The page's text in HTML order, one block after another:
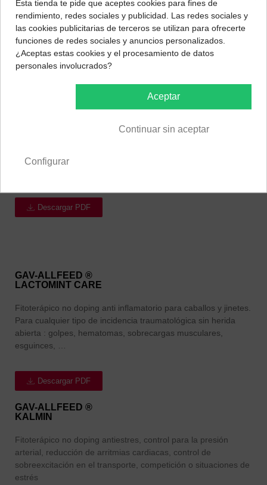
Descargar PDF
Descargar PDF
Suplemento dietético oral para añadir al agua de bebida para
recuperación hídrica después de esfuerzos físicos elevados (
metabolismo glucídico. Desbloqueador de la insulina /
glucagón.
Descargar PDF
GAV-ALLFEED ®
LACTOMINT CARE
Fitoterápico no doping anti inflamatorio para caballos y jinetes.
Para cualquier tipo de incidencia traumatológica sin herida
abierta : golpes, hematomas, sobrecargas musculares,
esguinces, …
Descargar PDF
GAV-ALLFEED ®
KALMIN
Fitoterápico no doping antiestres, control para la presión
arterial, reducción de arritmias cardiacas, control de
sobreexcitación en el transporte, competición o situaciones de
estrés
Esta tienda te pide que aceptes cookies para fines de
rendimiento, redes sociales y publicidad. Las redes sociales y
las cookies publicitarias de terceros se utilizan para ofrecerte
funciones de redes sociales y anuncios personalizados.
¿Aceptas estas cookies y el procesamiento de datos
personales involucrados?
Aceptar
Continuar sin aceptar
Configurar